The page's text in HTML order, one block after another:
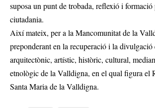
suposa un punt de trobada, reflexió i formació
ciutadania.
Així mateix, per a la Mancomunitat de la
preponderant en la recuperació i la
arquitectònic, artístic, històric, cultural,
etnològic de la Valldigna, en el qual figura el
Santa Maria de la Valldigna.